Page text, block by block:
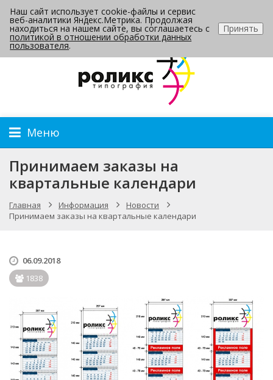
Контакты
Меню
Принимаем заказы на
квартальные календари
Главная Информация
Новости
Принимаем заказы на квартальные календари
06.09.2018
1838
Наш сайт использует cookie-файлы и сервис
веб-аналитики Яндекс.Метрика. Продолжая
находиться на нашем сайте, вы соглашаетесь с
политикой в отношении обработки данных
пользователя.
Принять